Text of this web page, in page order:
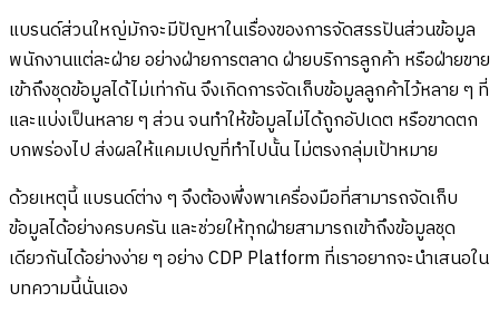
แบรนด์ส่วนใหญ่มักจะมีปัญหาในเรื่องของการจัดสรรปันส่วนข้อมูล
พนักงานแต่ละฝ่าย อย่างฝ่ายการตลาด ฝ่ายบริการลูกค้า หรือฝ่ายขาย
เข้าถึงชุดข้อมูลได้ไม่เท่ากัน จึงเกิดการจัดเก็บข้อมูลลูกค้าไว้หลาย ๆ ที่
และแบ่งเป็นหลาย ๆ ส่วน จนทำให้ข้อมูลไม่ได้ถูกอัปเดต หรือขาดตก
บกพร่องไป ส่งผลให้แคมเปญที่ทำไปนั้น ไม่ตรงกลุ่มเป้าหมาย
ด้วยเหตุนี้ แบรนด์ต่าง ๆ จึงต้องพึ่งพาเครื่องมือที่สามารถจัดเก็บ
ข้อมูลได้อย่างครบครัน และช่วยให้ทุกฝ่ายสามารถเข้าถึงข้อมูลชุด
เดียวกันได้อย่างง่าย ๆ อย่าง CDP Platform ที่เราอยากจะนำเสนอใน
บทความนี้นั่นเอง